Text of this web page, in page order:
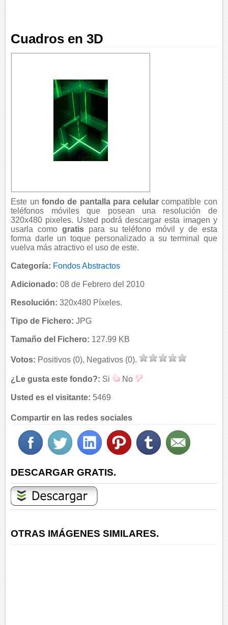
Cuadros en 3D
Este un fondo de pantalla para celular compatible con
teléfonos móviles que posean una resolución de
320x480 pixeles. Usted podrá descargar esta imagen y
usarla como gratispara su teléfono móvil y de esta
forma darle un toque personalizado a su terminal que
vuelva más atractivo el uso de este.
Categoría: Fondos Abstractos
Adicionado: 08 de Febrero del 2010
Resolución: 320x480 Píxeles.
Tipo de Fichero: JPG
Tamaño del Fichero: 127.99 KB
Votos: Positivos (0), Negativos (0).
¿Le gusta este fondo?: Si No
Usted es el visitante: 5469
Compartir en las redes sociales
DESCARGAR GRATIS.
OTRAS IMÁGENES SIMILARES.